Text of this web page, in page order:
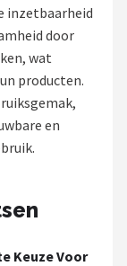
inzetbaarheid
door
wat
producten.
en
Keuze Voor